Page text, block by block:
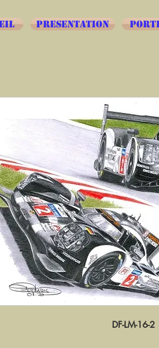
DF-LM-16-2
PRESENTATION